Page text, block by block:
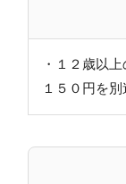
■ご朝食 7：
栄養たっぷり
・１２歳以
１５０円を